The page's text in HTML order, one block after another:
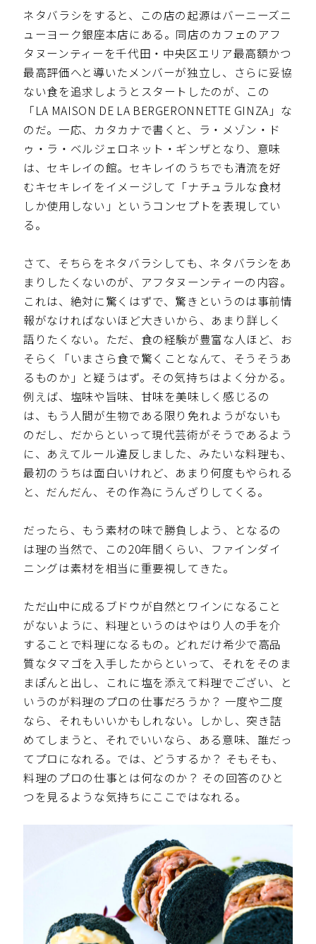
ネタバラシをすると、この店の起源はバーニーズニ
ューヨーク銀座本店にある。同店のカフェのアフ
タヌーンティーを千代田・中央区エリア最高額かつ
最高評価へと導いたメンバーが独立し、さらに妥協
ない食を追求しようとスタートしたのが、この
「LA MAISON DE LA BERGERONNETTE GINZA」な
のだ。一応、カタカナで書くと、ラ・メゾン・ド
ゥ・ラ・ベルジェロネット・ギンザとなり、意味
は、セキレイの館。セキレイのうちでも清流を好
むキセキレイをイメージして「ナチュラルな食材
しか使用しない」というコンセプトを表現してい
る。
さて、そちらをネタバラシしても、ネタバラシをあ
まりしたくないのが、アフタヌーンティーの内容。
これは、絶対に驚くはずで、驚きというのは事前情
報がなければないほど大きいから、あまり詳しく
語りたくない。ただ、食の経験が豊富な人ほど、お
そらく「いまさら食で驚くことなんて、そうそうあ
るものか」と疑うはず。その気持ちはよく分かる。
例えば、塩味や旨味、甘味を美味しく感じるの
は、もう人間が生物である限り免れようがないも
のだし、だからといって現代芸術がそうであるよう
に、あえてルール違反しました、みたいな料理も、
最初のうちは面白いけれど、あまり何度もやられる
と、だんだん、その作為にうんざりしてくる。
だったら、もう素材の味で勝負しよう、となるの
は理の当然で、この20年間くらい、ファインダイ
ニングは素材を相当に重要視してきた。
ただ山中に成るブドウが自然とワインになること
がないように、料理というのはやはり人の手を介
することで料理になるもの。どれだけ希少で高品
質なタマゴを入手したからといって、それをそのま
まぽんと出し、これに塩を添えて料理でござい、と
いうのが料理のプロの仕事だろうか？ 一度や二度
なら、それもいいかもしれない。しかし、突き詰
めてしまうと、それでいいなら、ある意味、誰だっ
てプロになれる。では、どうするか？ そもそも、
料理のプロの仕事とは何なのか？ その回答のひと
つを見るような気持ちにここではなれる。